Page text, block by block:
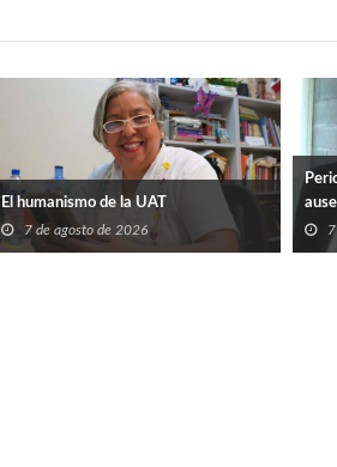
El humanismo de la UAT
7 de agosto de 2026